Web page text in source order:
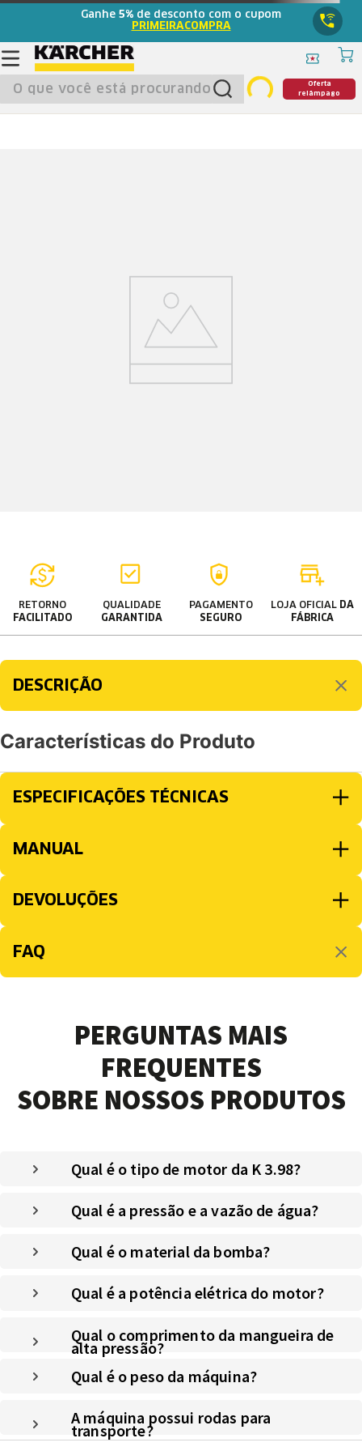
Ganhe 5% de desconto com o cupom
PRIMEIRACOMPRA
O que você está procurando?
Oferta
relâmpago
RETORNO
FACILITADO
QUALIDADE
GARANTIDA
PAGAMENTO
SEGURO
LOJA OFICIAL DA
FÁBRICA
DESCRIÇÃO
Características do Produto
ESPECIFICAÇÕES TÉCNICAS
MANUAL
DEVOLUÇÕES
FAQ
PERGUNTAS MAIS
FREQUENTES
SOBRE NOSSOS PRODUTOS
Qual é o tipo de motor da K 3.98?
Qual é a pressão e a vazão de água?
Qual é o material da bomba?
Qual é a potência elétrica do motor?
Qual o comprimento da mangueira de
alta pressão?
Qual é o peso da máquina?
A máquina possui rodas para
transporte?